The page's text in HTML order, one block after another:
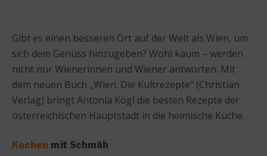
Gibt es einen besseren Ort auf der Welt als Wien, um
sich dem Genuss hinzugeben? Wohl kaum – werden
nicht nur Wienerinnen und Wiener antworten. Mit
dem neuen Buch „Wien. Die Kultrezepte“ (Christian
Verlag) bringt Antonia Kögl die besten Rezepte der
österreichischen Hauptstadt in die heimische Küche.
Kochen mit Schmäh